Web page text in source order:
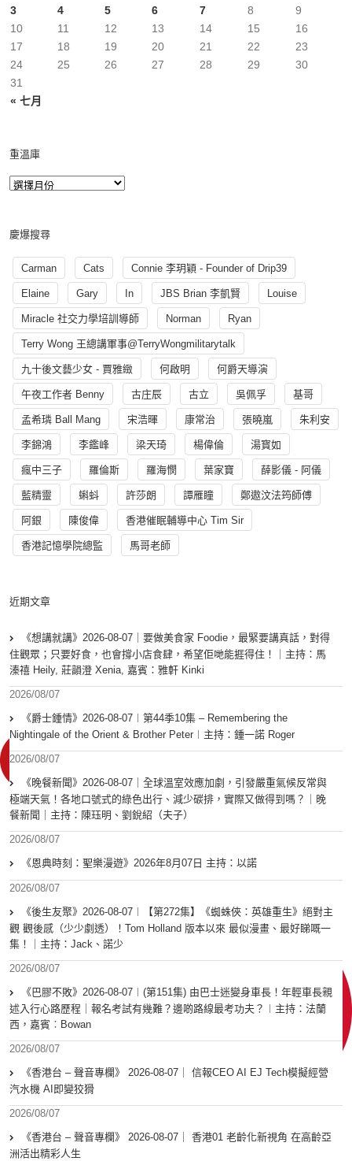
« 七月
3
4 5 6 7 8
9
10
11 12 13 14 15
16
17
18 19 20 21 22
23
24
25 26 27 28 29
30
31
重溫庫
慶爆搜尋
Carman Cats Connie 李玥穎 - Founder of Drip39
Elaine Gary In JBS Brian 李凱賢 Louise
Miracle 社交力學培訓導師 Norman Ryan
Terry Wong 王總講軍事@TerryWongmilitarytalk
九十後文藝少女 - 賈雅緻 何啟明 何爵天導演
午夜工作者 Benny 古庄辰 古立 吳佩孚 基哥
孟希璘 Ball Mang 宋浩暉 康常治 張曉嵐 朱利安
李錦鴻 李鑑峰 梁天琦 楊偉倫 湯寳如
瘋中三子 羅倫斯 羅海憫 葉家寶 薛影儀 - 阿儀
藍精靈 蝌蚪 許莎朗 譚雁瞳 鄭遨汶法筠師傅
阿銀 陳俊偉 香港催眠輔導中心 Tim Sir
香港記憶學院總監 馬哥老師
近期文章
《想講就講》2026-08-07｜要做美食家 Foodie，最緊要講真話，對得
住觀眾；只要好食，也會撐小店食肆，希望佢哋能捱得住！｜主持：馬
溱禧 Heily, 莊韻澄 Xenia, 嘉賓：雅軒 Kinki
2026/08/07
《爵士鍾情》2026-08-07︱第44季10集 – Remembering the
Nightingale of the Orient & Brother Peter︱主持：鍾一諾 Roger
2026/08/07
《晚餐新聞》2026-08-07｜全球溫室效應加劇，引發嚴重氣候反常與
極端天氣！各地口號式的綠色出行、減少碳排，實際又做得到嗎？｜晚
餐新聞｜主持：陳珏明、劉銳紹（夫子）
2026/08/07
《恩典時刻：聖樂漫遊》2026年8月07日 主持：以諾
2026/08/07
《後生友聚》2026-08-07︱【第272集】《蜘蛛俠：英雄重生》絕對主
觀 觀後感（少少劇透）！Tom Holland 版本以來 最似漫畫、最好睇嘅一
集！｜主持：Jack、諾少
2026/08/07
《巴膠不敗》2026-08-07︱(第151集) 由巴士迷變身車長！年輕車長親
述入行心路歷程｜報名考試有幾難？邊啲路線最考功夫？︱主持：法蘭
西，嘉賓︰Bowan
2026/08/07
《香港台 – 聲音專欄》 2026-08-07｜ 信報CEO AI EJ Tech模擬經營
汽水機 AI即變狡猾
2026/08/07
《香港台 – 聲音專欄》 2026-08-07｜ 香港01 老齡化新視角 在高齡亞
洲活出精彩人生